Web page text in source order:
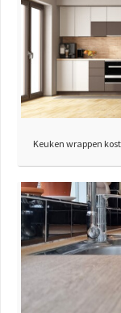
Keuken wrappen